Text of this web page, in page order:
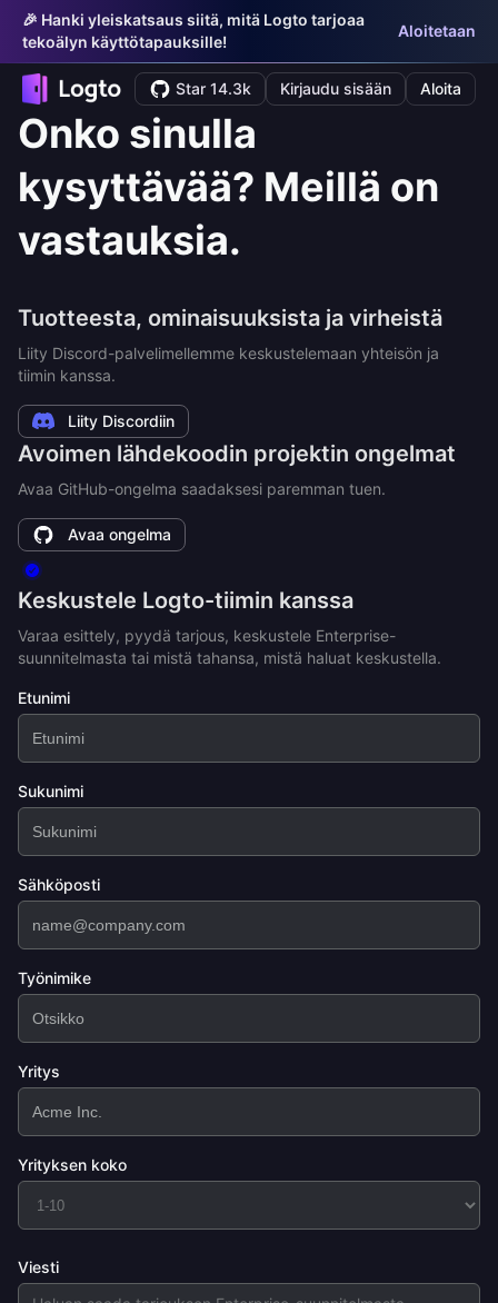
🎉 Hanki yleiskatsaus siitä, mitä Logto tarjoaa
tekoälyn käyttötapauksille!
Aloitetaan
Star 14.3k Kirjaudu sisään Aloita
Onko sinulla
kysyttävää? Meillä on
vastauksia.
Tuotteesta, ominaisuuksista ja virheistä
Liity Discord-palvelimellemme keskustelemaan yhteisön ja
tiimin kanssa.
Liity Discordiin
Avoimen lähdekoodin projektin ongelmat
Avaa GitHub-ongelma saadaksesi paremman tuen.
Avaa ongelma
Keskustele Logto-tiimin kanssa
Varaa esittely, pyydä tarjous, keskustele Enterprise-
suunnitelmasta tai mistä tahansa, mistä haluat keskustella.
Etunimi
Sukunimi
Sähköposti
Työnimike
Yritys
Yrityksen koko
Viesti